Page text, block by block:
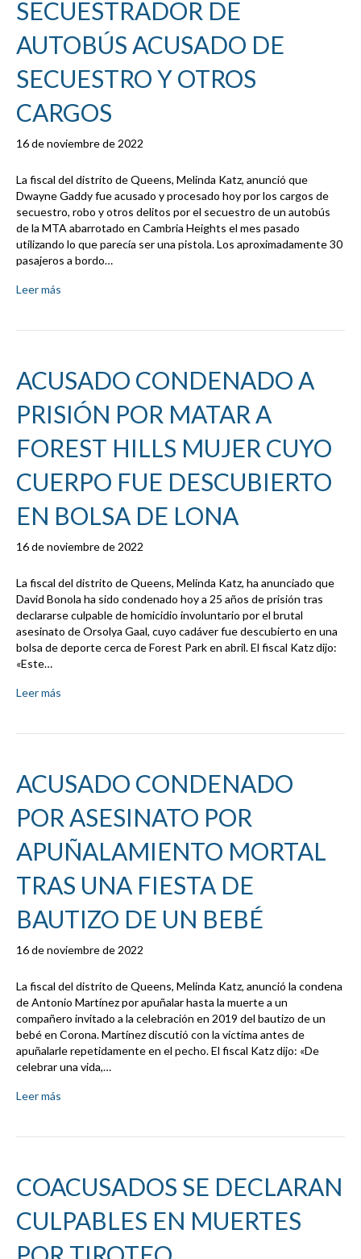
SECUESTRADOR DE
AUTOBÚS ACUSADO DE
SECUESTRO Y OTROS
CARGOS
16 de noviembre de 2022
La fiscal del distrito de Queens, Melinda Katz, anunció que
Dwayne Gaddy fue acusado y procesado hoy por los cargos de
secuestro, robo y otros delitos por el secuestro de un autobús
de la MTA abarrotado en Cambria Heights el mes pasado
utilizando lo que parecía ser una pistola. Los aproximadamente 30
pasajeros a bordo…
Leer más
ACUSADO CONDENADO A
PRISIÓN POR MATAR A
FOREST HILLS MUJER CUYO
CUERPO FUE DESCUBIERTO
EN BOLSA DE LONA
16 de noviembre de 2022
La fiscal del distrito de Queens, Melinda Katz, ha anunciado que
David Bonola ha sido condenado hoy a 25 años de prisión tras
declararse culpable de homicidio involuntario por el brutal
asesinato de Orsolya Gaal, cuyo cadáver fue descubierto en una
bolsa de deporte cerca de Forest Park en abril. El fiscal Katz dijo:
«Este…
Leer más
ACUSADO CONDENADO
POR ASESINATO POR
APUÑALAMIENTO MORTAL
TRAS UNA FIESTA DE
BAUTIZO DE UN BEBÉ
16 de noviembre de 2022
La fiscal del distrito de Queens, Melinda Katz, anunció la condena
de Antonio Martínez por apuñalar hasta la muerte a un
compañero invitado a la celebración en 2019 del bautizo de un
bebé en Corona. Martínez discutió con la víctima antes de
apuñalarle repetidamente en el pecho. El fiscal Katz dijo: «De
celebrar una vida,…
Leer más
COACUSADOS SE DECLARAN
CULPABLES EN MUERTES